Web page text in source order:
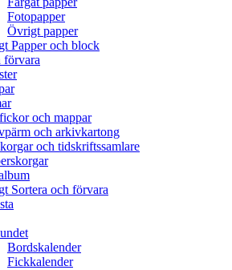
Fotopapper
Övrigt papper
Papper och block
förvara
och mappar
och arkivkartong
och tidskriftssamlare
Sortera och förvara
Bordskalender
Fickkalender